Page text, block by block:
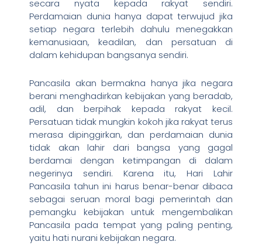
secara nyata kepada rakyat sendiri.
Perdamaian dunia hanya dapat terwujud jika
setiap negara terlebih dahulu menegakkan
kemanusiaan, keadilan, dan persatuan di
dalam kehidupan bangsanya sendiri.
Pancasila akan bermakna hanya jika negara
berani menghadirkan kebijakan yang beradab,
adil, dan berpihak kepada rakyat kecil.
Persatuan tidak mungkin kokoh jika rakyat terus
merasa dipinggirkan, dan perdamaian dunia
tidak akan lahir dari bangsa yang gagal
berdamai dengan ketimpangan di dalam
negerinya sendiri. Karena itu, Hari Lahir
Pancasila tahun ini harus benar-benar dibaca
sebagai seruan moral bagi pemerintah dan
pemangku kebijakan untuk mengembalikan
Pancasila pada tempat yang paling penting,
yaitu hati nurani kebijakan negara.